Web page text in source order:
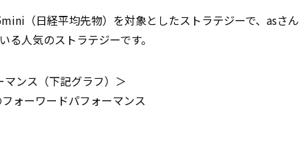
（日経平均先物）を対象としたストラテジーで、asさん
人気のストラテジーです。
ンス（下記グラフ）＞
ォーワードパフォーマンス